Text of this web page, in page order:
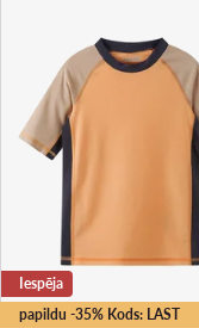
papildu -35% Kods: LAST
Iespēja